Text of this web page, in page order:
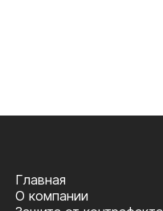
Главная
О компании